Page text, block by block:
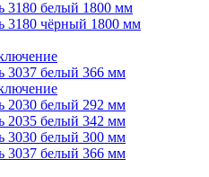
3180 белый 1800 мм
3180 чёрный 1800 мм
3037 белый 366 мм
2030 белый 292 мм
2035 белый 342 мм
3030 белый 300 мм
3037 белый 366 мм